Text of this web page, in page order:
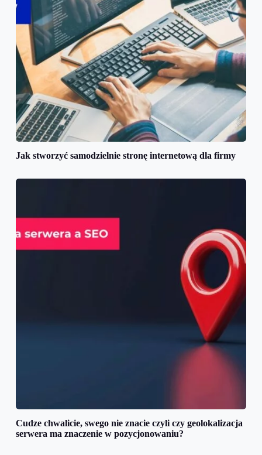
Jak stworzyć samodzielnie stronę internetową dla firmy
Cudze chwalicie, swego nie znacie czyli czy geolokalizacja
serwera ma znaczenie w pozycjonowaniu?